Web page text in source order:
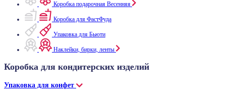
Коробка подарочная Весенняя
Коробка для ФастФуда
Упаковка для Бьюти
Наклейки, бирки, ленты
Коробка для кондитерских изделий
Упаковка для конфет